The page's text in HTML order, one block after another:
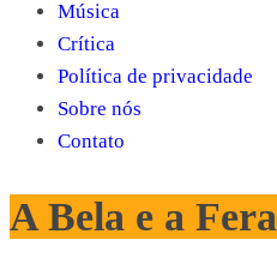
Música
Crítica
Política de privacidade
Sobre nós
Contato
A Bela e a Fera